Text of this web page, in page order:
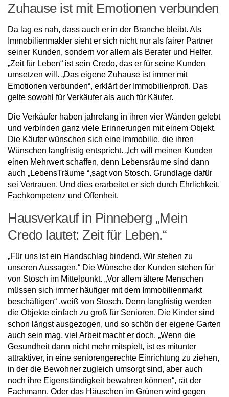
Zuhause ist mit Emotionen verbunden
Da lag es nah, dass auch er in der Branche bleibt. Als
Immobilienmakler sieht er sich nicht nur als fairer Partner
seiner Kunden, sondern vor allem als Berater und Helfer.
„Zeit für Leben“ ist sein Credo, das er für seine Kunden
umsetzen will. „Das eigene Zuhause ist immer mit
Emotionen verbunden“, erklärt der Immobilienprofi. Das
gelte sowohl für Verkäufer als auch für Käufer.
Die Verkäufer haben jahrelang in ihren vier Wänden gelebt
und verbinden ganz viele Erinnerungen mit einem Objekt.
Die Käufer wünschen sich eine Immobilie, die ihren
Wünschen langfristig entspricht. „Ich will meinen Kunden
einen Mehrwert schaffen, denn Lebensräume sind dann
auch „LebensTräume “,sagt von Stosch. Grundlage dafür
sei Vertrauen. Und dies erarbeitet er sich durch Ehrlichkeit,
Fachkompetenz und Offenheit.
Hausverkauf in Pinneberg „Mein
Credo lautet: Zeit für Leben.“
„Für uns ist ein Handschlag bindend. Wir stehen zu
unseren Aussagen.“ Die Wünsche der Kunden stehen für
von Stosch im Mittelpunkt. „Vor allem ältere Menschen
müssen sich immer häufiger mit dem Immobilienmarkt
beschäftigen“ ,weiß von Stosch. Denn langfristig werden
die Objekte einfach zu groß für Senioren. Die Kinder sind
schon längst ausgezogen, und so schön der eigene Garten
auch sein mag, viel Arbeit macht er doch. „Wenn die
Gesundheit dann nicht mehr mitspielt, ist es mitunter
attraktiver, in eine seniorengerechte Einrichtung zu ziehen,
in der die Bewohner zugleich umsorgt sind, aber auch
noch ihre Eigenständigkeit bewahren können“, rät der
Fachmann. Oder das Häuschen im Grünen wird gegen